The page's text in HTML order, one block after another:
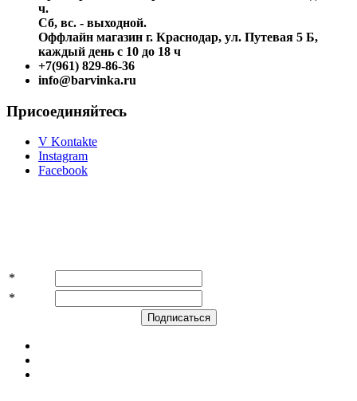
ч.
Сб, вс. - выходной.
Оффлайн магазин г. Краснодар, ул. Путевая 5 Б,
каждый день с 10 до 18 ч
+7(961) 829-86-36
info@barvinka.ru
Присоединяйтесь
V Kontakte
Instagram
Facebook
*
*